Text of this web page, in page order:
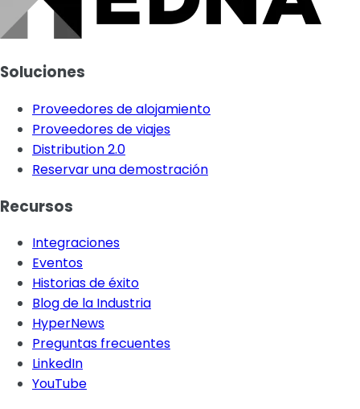
Soluciones
Proveedores de alojamiento
Proveedores de viajes
Distribution 2.0
Reservar una demostración
Recursos
Integraciones
Eventos
Historias de éxito
Blog de la Industria
HyperNews
Preguntas frecuentes
LinkedIn
YouTube